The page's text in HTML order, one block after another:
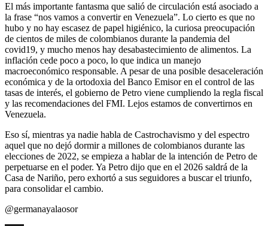
El más importante fantasma que salió de circulación está asociado a
la frase “nos vamos a convertir en Venezuela”. Lo cierto es que no
hubo y no hay escasez de papel higiénico, la curiosa preocupación
de cientos de miles de colombianos durante la pandemia del
covid19, y mucho menos hay desabastecimiento de alimentos. La
inflación cede poco a poco, lo que indica un manejo
macroeconómico responsable. A pesar de una posible desaceleración
económica y de la ortodoxia del Banco Emisor en el control de las
tasas de interés, el gobierno de Petro viene cumpliendo la regla fiscal
y las recomendaciones del FMI. Lejos estamos de convertirnos en
Venezuela.
Eso sí, mientras ya nadie habla de Castrochavismo y del espectro
aquel que no dejó dormir a millones de colombianos durante las
elecciones de 2022, se empieza a hablar de la intención de Petro de
perpetuarse en el poder. Ya Petro dijo que en el 2026 saldrá de la
Casa de Nariño, pero exhortó a sus seguidores a buscar el triunfo,
para consolidar el cambio.
@germanayalaosor